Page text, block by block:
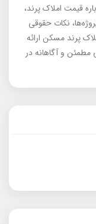
قیمت املاک پرند،
نکات حقوقی
پرند مسکن ارائه
مطمئن و آگاهانه در